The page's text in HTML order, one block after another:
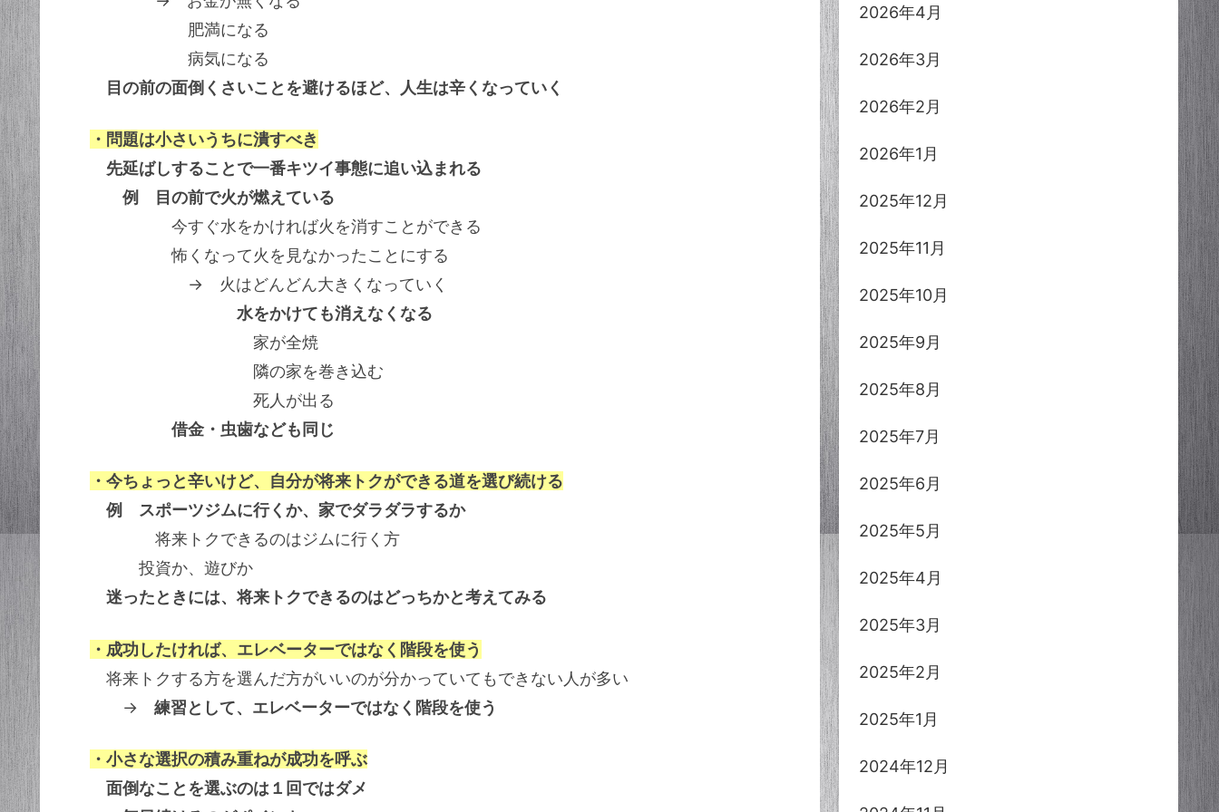
肥満になる
病気になる
目の前の面倒くさいことを避けるほど、人生は辛くなっていく
・問題は小さいうちに潰すべき
先延ばしすることで一番キツイ事態に追い込まれる
例 目の前で火が燃えている
今すぐ水をかければ火を消すことができる
怖くなって火を見なかったことにする
→ 火はどんどん大きくなっていく
水をかけても消えなくなる
家が全焼
隣の家を巻き込む
死人が出る
借金・虫歯なども同じ
・今ちょっと辛いけど、自分が将来トクができる道を選び続ける
例 スポーツジムに行くか、家でダラダラするか
将来トクできるのはジムに行く方
投資か、遊びか
迷ったときには、将来トクできるのはどっちかと考えてみる
・成功したければ、エレベーターではなく階段を使う
将来トクする方を選んだ方がいいのが分かっていてもできない人が多い
→ 練習として、エレベーターではなく階段を使う
・小さな選択の積み重ねが成功を呼ぶ
面倒なことを選ぶのは１回ではダメ
2026年4月
2026年3月
2026年2月
2026年1月
2025年12月
2025年11月
2025年10月
2025年9月
2025年8月
2025年7月
2025年6月
2025年5月
2025年4月
2025年3月
2025年2月
2025年1月
2024年12月